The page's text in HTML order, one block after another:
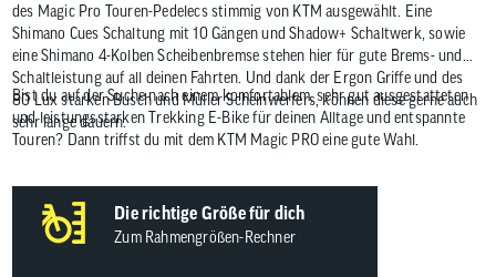
des Magic Pro Touren-Pedelecs stimmig von KTM ausgewählt. Eine
Shimano Cues Schaltung mit 10 Gängen und Shadow+ Schaltwerk, sowie
eine Shimano 4-Kolben Scheibenbremse stehen hier für gute Brems- und
Schaltleistung auf all deinen Fahrten. Und dank der Ergon Griffe und des
80 Lux starken Busch und Müller Scheinwerfers, können diese gerne auch
sehr lange dauern.
Bist du auf der Suche nach einem komfortablem, sehr gut ausgestatteten
und leistungsstarken Trekking E-Bike für deinen Alltage und entspannte
Touren? Dann triffst du mit dem KTM Magic PRO eine gute Wahl.
Die richtige Größe für dich
Zum Rahmengrößen-Rechner